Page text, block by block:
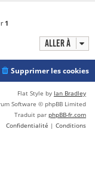
1
Aller à
Supprimer les cookies
Flat Style by Ian Bradley
Software © phpBB Limited
Traduit par phpBB-fr.com
Confidentialité | Conditions